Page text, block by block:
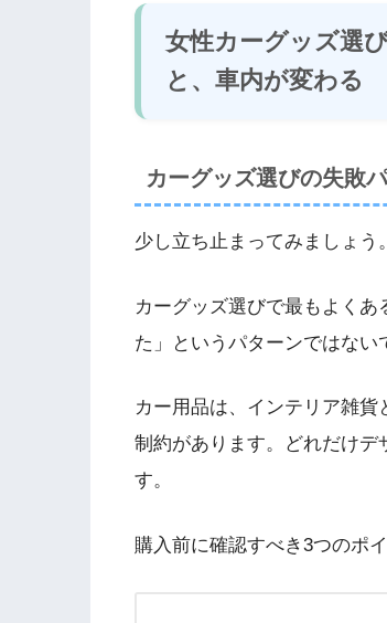
女性カーグッズ選
と、車内が変わる
カーグッズ選びの失敗
少し立ち止まってみましょう。
カーグッズ選びで最もよく
た」というパターンではない
カー用品は、インテリア雑
制約があります。どれだけ
す。
購入前に確認すべき3つのポ